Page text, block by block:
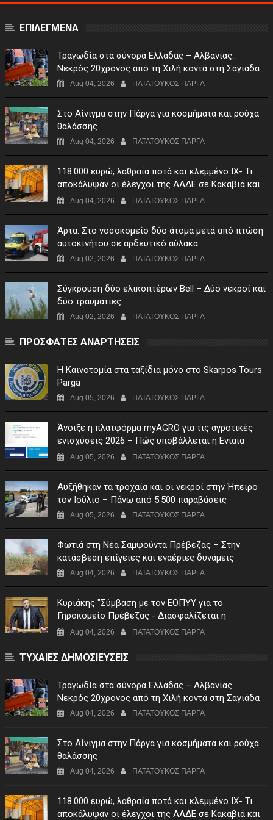
ΕΠΙΛΕΓΜΕΝΑ
Τραγωδία στα σύνορα Ελλάδας – Αλβανίας..
Νεκρός 20χρονος από τη Χιλή κοντά στη Σαγιάδα
Aug 04, 2026 ΠΑΤΑΤΟΥΚΟΣ ΠΑΡΓΑ
Στο Αίνιγμα στην Πάργα για κοσμήματα και ρούχα
θαλάσσης
Aug 04, 2026 ΠΑΤΑΤΟΥΚΟΣ ΠΑΡΓΑ
118.000 ευρώ, λαθραία ποτά και κλεμμένο ΙΧ- Τι
αποκάλυψαν οι έλεγχοι της ΑΑΔΕ σε Κακαβιά και
Μαυρομάτι
Aug 04, 2026 ΠΑΤΑΤΟΥΚΟΣ ΠΑΡΓΑ
Άρτα: Στο νοσοκομείο δύο άτομα μετά από πτώση
αυτοκινήτου σε αρδευτικό αύλακα
Aug 02, 2026 ΠΑΤΑΤΟΥΚΟΣ ΠΑΡΓΑ
Σύγκρουση δύο ελικοπτέρων Bell – Δύο νεκροί και
δύο τραυματίες
Aug 02, 2026 ΠΑΤΑΤΟΥΚΟΣ ΠΑΡΓΑ
ΠΡΟΣΦΑΤΕΣ ΑΝΑΡΤΗΣΕΙΣ
Η Καινοτομία στα ταξίδια μόνο στο Skarpos Tours
Parga
Aug 05, 2026 ΠΑΤΑΤΟΥΚΟΣ ΠΑΡΓΑ
Άνοιξε η πλατφόρμα myAGRO για τις αγροτικές
ενισχύσεις 2026 – Πώς υποβάλλεται η Ενιαία
Αίτηση Ενίσχυσης
Aug 05, 2026 ΠΑΤΑΤΟΥΚΟΣ ΠΑΡΓΑ
Αυξήθηκαν τα τροχαία και οι νεκροί στην Ήπειρο
τον Ιούλιο – Πάνω από 5.500 παραβάσεις
Aug 05, 2026 ΠΑΤΑΤΟΥΚΟΣ ΠΑΡΓΑ
Φωτιά στη Νέα Σαμψούντα Πρέβεζας – Στην
κατάσβεση επίγειες και εναέριες δυνάμεις
Aug 04, 2026 ΠΑΤΑΤΟΥΚΟΣ ΠΑΡΓΑ
Κυριάκης "Σύμβαση με τον ΕΟΠΥΥ για το
Γηροκομείο Πρέβεζας - Διασφαλίζεται η
χρηματοδότηση της λειτουργίας του"
Aug 04, 2026 ΠΑΤΑΤΟΥΚΟΣ ΠΑΡΓΑ
ΤΥΧΑΙΕΣ ΔΗΜΟΣΙΕΥΣΕΙΣ
Τραγωδία στα σύνορα Ελλάδας – Αλβανίας..
Νεκρός 20χρονος από τη Χιλή κοντά στη Σαγιάδα
Aug 04, 2026 ΠΑΤΑΤΟΥΚΟΣ ΠΑΡΓΑ
Στο Αίνιγμα στην Πάργα για κοσμήματα και ρούχα
θαλάσσης
Aug 04, 2026 ΠΑΤΑΤΟΥΚΟΣ ΠΑΡΓΑ
118.000 ευρώ, λαθραία ποτά και κλεμμένο ΙΧ- Τι
αποκάλυψαν οι έλεγχοι της ΑΑΔΕ σε Κακαβιά και